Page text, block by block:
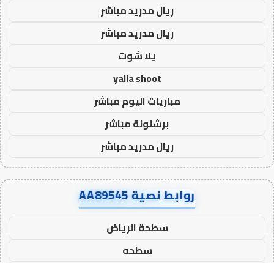
ريال مدريد مباشر
ريال مدريد مباشر
يلا شوت
yalla shoot
مباريات اليوم مباشر
برشلونة مباشر
ريال مدريد مباشر
روابط نصية AA89545
سطحة الرياض
سطحه